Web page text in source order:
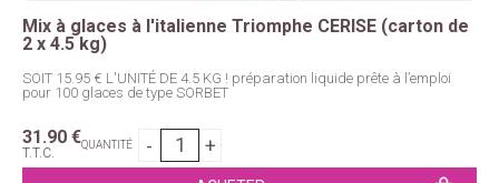
Mix à glaces à l'italienne Triomphe CERISE (carton de
2 x 4.5 kg)
SOIT 15.95 € L'UNITÉ DE 4.5 KG ! préparation liquide prête à l’emploi
pour 100 glaces de type SORBET
31.90 €
T.T.C. QUANTITÉ